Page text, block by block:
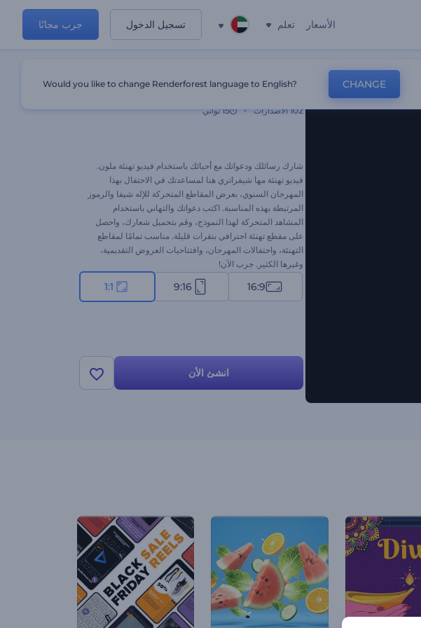
الأسعار تعلم تسجيل الدخول جرب مجانًا
102 الاصدارات 15 ثواني
شارك رسائلك ودعواتك مع أحبائك باستخدام فيديو تهنئة ملون.
فيديو تهنئة مها شيفراتري هنا لمساعدتك في الاحتفال بهذا
المهرجان السنوي، بعرض المقاطع المتحركة للإله شيفا والرموز
المرتبطة بهذه المناسبة. اكتب دعواتك والتهاني باستخدام
المشاهد المتحركة لهذا النموذج، وقم بتحميل شعارك، واحصل
على مقطع تهنئة احترافي بنقرات قليلة. مناسب تمامًا لمقاطع
التهنئة، واحتفالات المهرجان، وافتتاحيات العروض التقديمية،
وغيرها الكثير. جرب الآن!
16:9
9:16
1:1
انشئ الأن
Would you like to change Renderforest language to English? CHANGE